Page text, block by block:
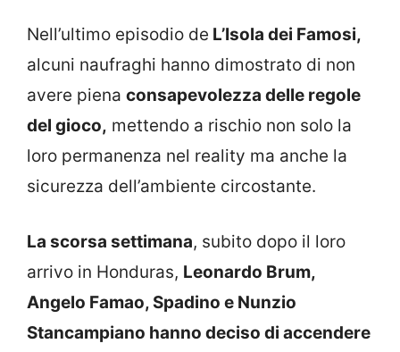
Nell’ultimo episodio de L’Isola dei Famosi,
alcuni naufraghi hanno dimostrato di non
avere piena consapevolezza delle regole
del gioco, mettendo a rischio non solo la
loro permanenza nel reality ma anche la
sicurezza dell’ambiente circostante.
La scorsa settimana, subito dopo il loro
arrivo in Honduras, Leonardo Brum,
Angelo Famao, Spadino e Nunzio
Stancampiano hanno deciso di accendere